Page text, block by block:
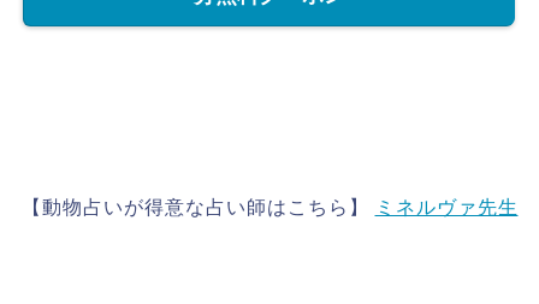
【動物占いが得意な占い師はこちら】 ミネルヴァ先生